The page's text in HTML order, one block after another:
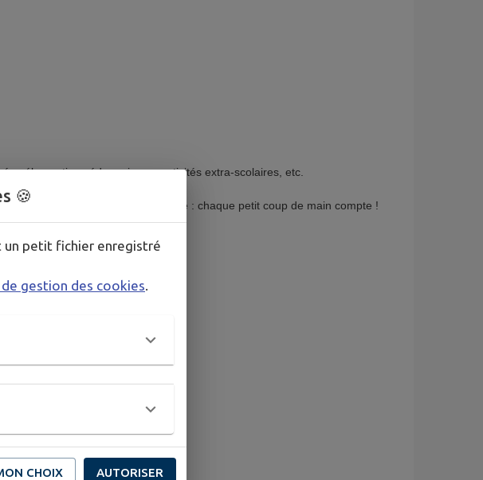
vélo, sorties pédagogiques, activités extra-scolaires, etc.
bateau. Mais bonne nouvelle : chaque petit coup de main compte !
viewform
🍪
un petit fichier enregistré
gestion des cookies.
CHOIX AUTORISER